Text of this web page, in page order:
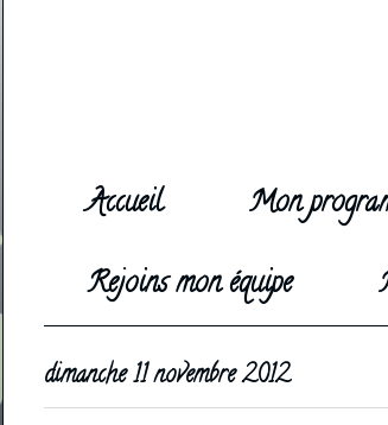
Accueil Mon
Rejoins mon équipe
dimanche 11 novembre 2012